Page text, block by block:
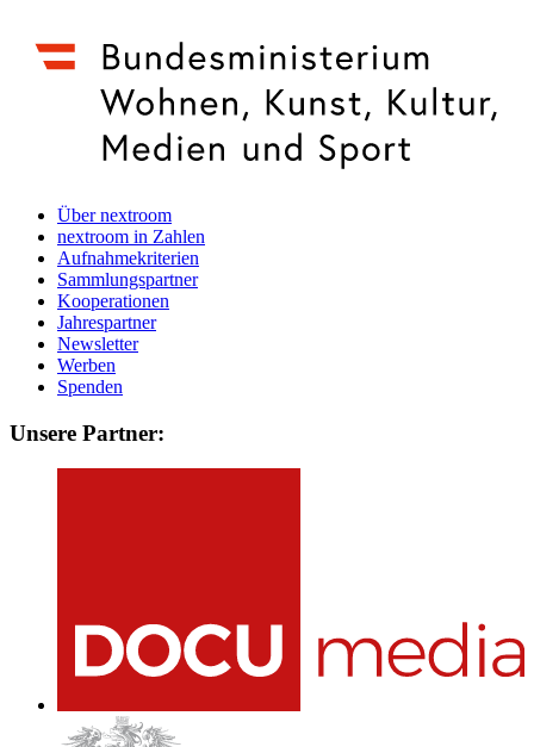
Über nextroom
nextroom in Zahlen
Aufnahmekriterien
Sammlungspartner
Kooperationen
Jahrespartner
Newsletter
Werben
Spenden
Unsere Partner: